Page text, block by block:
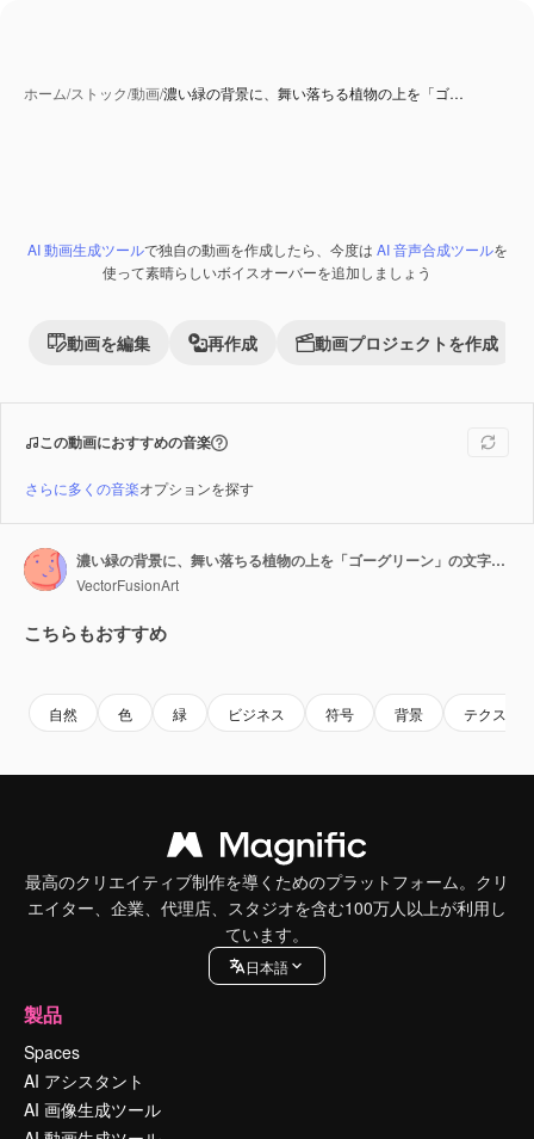
ホーム/ストック/動画/濃い緑の背景に、舞い落ちる植物の上を「ゴ…
PremiumAI 生成コンテンツ
AI 動画生成ツールで独自の動画を作成したら、今度は AI 音声合成ツールを
使って素晴らしいボイスオーバーを追加しましょう
動画を編集 再作成 動画プロジェクトを作成
この動画におすすめの音楽
さらに多くの音楽オプションを探す
濃い緑の背景に、舞い落ちる植物の上を「ゴーグリーン」の文字と葉のロゴがアニメーション表示されています。
VectorFusionArt
こちらもおすすめ
自然 色 緑 ビジネス 符号 背景 テクスチ
最高のクリエイティブ制作を導くためのプラットフォーム。クリ
エイター、企業、代理店、スタジオを含む100万人以上が利用し
ています。
日本語
製品
Spaces
AI アシスタント
AI 画像生成ツール